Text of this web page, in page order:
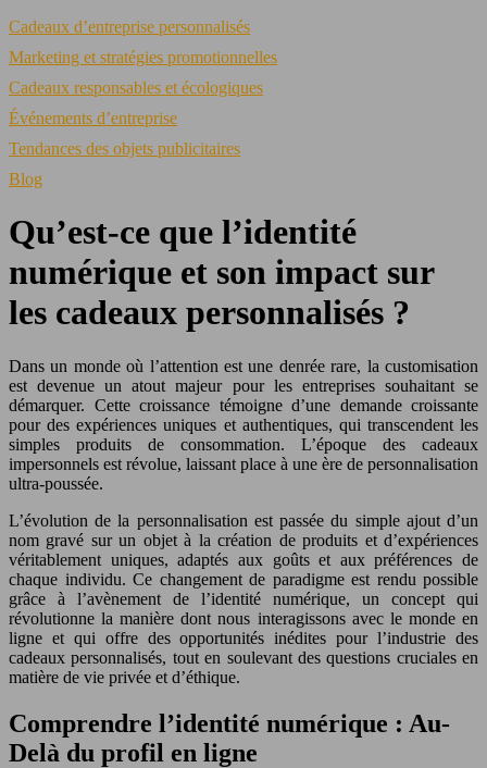
Cadeaux d’entreprise personnalisés
Marketing et stratégies promotionnelles
Cadeaux responsables et écologiques
Événements d’entreprise
Tendances des objets publicitaires
Blog
Qu’est-ce que l’identité
numérique et son impact sur
les cadeaux personnalisés ?
Dans un monde où l’attention est une denrée rare, la customisation
est devenue un atout majeur pour les entreprises souhaitant se
démarquer. Cette croissance témoigne d’une demande croissante
pour des expériences uniques et authentiques, qui transcendent les
simples produits de consommation. L’époque des cadeaux
impersonnels est révolue, laissant place à une ère de personnalisation
ultra-poussée.
L’évolution de la personnalisation est passée du simple ajout d’un
nom gravé sur un objet à la création de produits et d’expériences
véritablement uniques, adaptés aux goûts et aux préférences de
chaque individu. Ce changement de paradigme est rendu possible
grâce à l’avènement de l’identité numérique, un concept qui
révolutionne la manière dont nous interagissons avec le monde en
ligne et qui offre des opportunités inédites pour l’industrie des
cadeaux personnalisés, tout en soulevant des questions cruciales en
matière de vie privée et d’éthique.
Comprendre l’identité numérique : Au-
Delà du profil en ligne